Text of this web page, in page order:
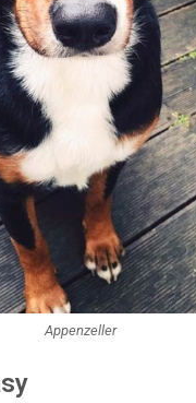
Appenzeller